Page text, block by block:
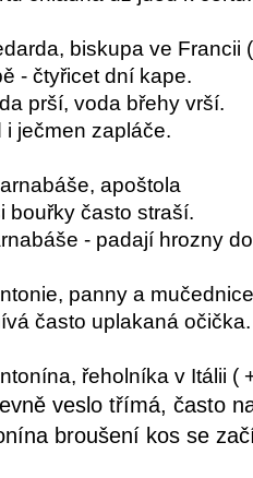
biskupa ve Francii
- čtyřicet dní kape.
prší, voda břehy vrší.
i ječmen zapláče.
apoštola
bouřky často straší.
- padají hrozny
panny a
často uplakaná očička.
řeholníka v Itálii (
veslo třímá, často
broušení kos se